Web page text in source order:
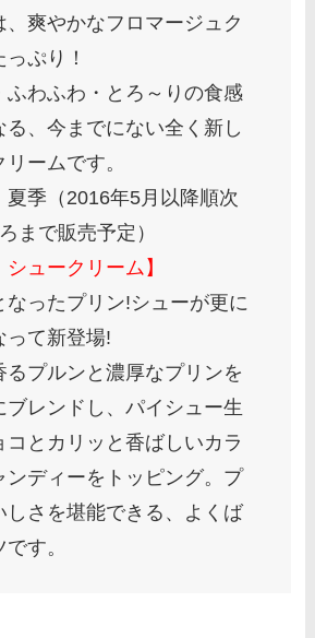
、爽やかなフロマージュク
ぷり！
ふわふわ・とろ～りの食感
る、今までにない全く新し
ームです。
夏季（2016年5月以降順次
まで販売予定）
シュークリーム】
なったプリン!シューが更に
って新登場!
るプルンと濃厚なプリンを
ブレンドし、パイシュー生
コとカリッと香ばしいカラ
ンディーをトッピング。プ
しさを堪能できる、よくば
す。